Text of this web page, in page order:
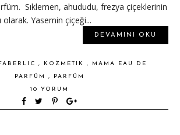
Sıklemen, ahududu, frezya çiçeklerinin
olarak. Yasemin çiçeği...
DEVAMINI OKU
FABERLIC , KOZMETIK ,
MAMA EAU DE
PARFÜM ,
PARFÜM
10 YORUM